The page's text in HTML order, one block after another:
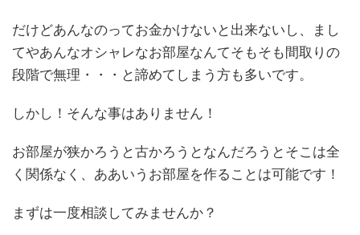
だけどあんなのってお金かけないと出来ないし、まし
てやあんなオシャレなお部屋なんてそもそも間取りの
段階で無理・・・と諦めてしまう方も多いです。
しかし！そんな事はありません！
お部屋が狭かろうと古かろうとなんだろうとそこは全
く関係なく、ああいうお部屋を作ることは可能です！
まずは一度相談してみませんか？